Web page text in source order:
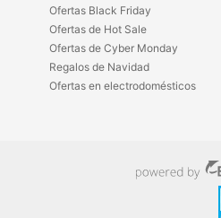
Ofertas Black Friday
Ofertas de Hot Sale
Ofertas de Cyber Monday
Regalos de Navidad
Ofertas en electrodomésticos